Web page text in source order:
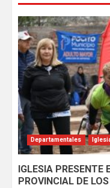
Departamentales
IGLESIA PRESENTE
PROVINCIAL DE